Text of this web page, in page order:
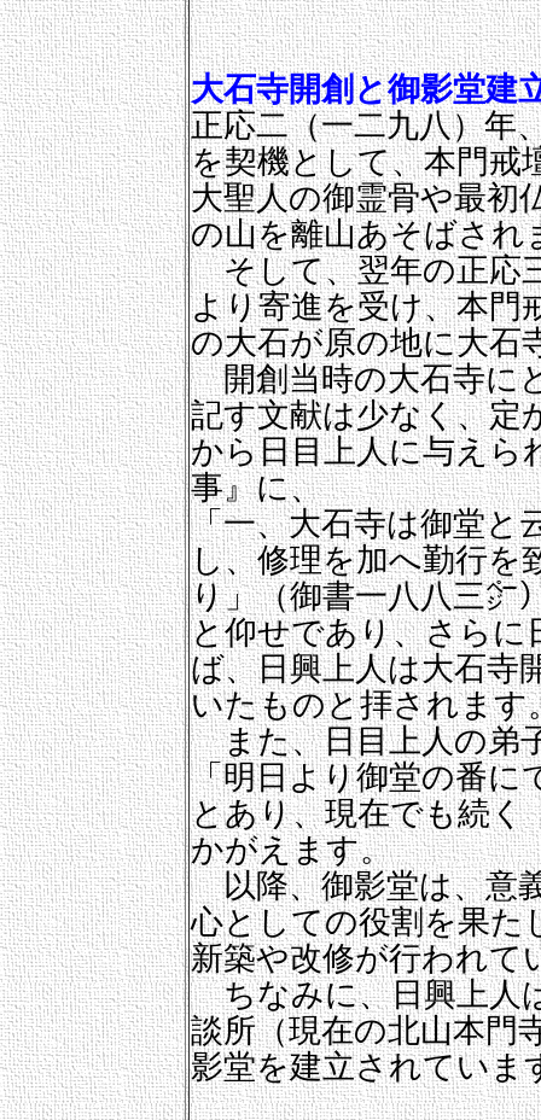
大石寺開創と御影堂建
正応二（一二九八）年
を契機として、本門戒
大聖人の御霊骨や最初
の山を離山あそばされ
そして、翌年の正応
より寄進を受け、本門
の大石が原の地に大石
開創当時の大石寺に
記す文献は少なく、定
から日目上人に与えら
事』に、
「一、大石寺は御堂と
し、修理を加へ勤行を
り」（御書一八八三㌻
と仰せであり、さら
ば、日興上人は大石寺
いたものと拝されます
また、日目上人の弟
「明日より御堂の番に
とあり、現在でも続く
かがえます。
以降、御影堂は、意
心としての役割を果た
新築や改修が行われて
ちなみに、日興上人
談所（現在の北山本門
影堂を建立されていま